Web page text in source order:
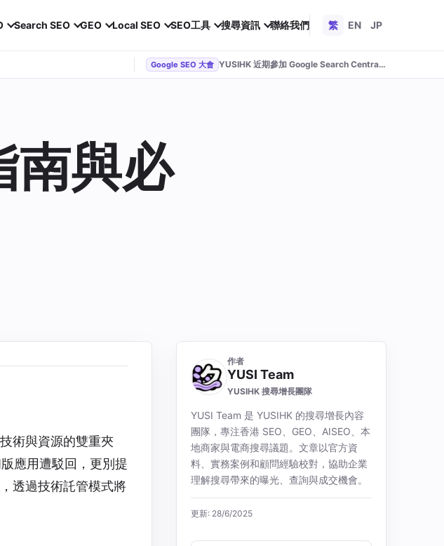
Search SEO GEO Local SEO SEO工具 搜尋資訊 聯絡我們 繁 EN JP
Google SEO 大會 YUSIHK 近期參加 Google Search Central Live
南與必
術與資源的雙重夾
應用遭駁回，更別提
透過技術託管模式將
作者
YUSI Team
YUSIHK 搜尋增長團隊
YUSI Team 是 YUSIHK 的搜尋增長內容
團隊，專注香港 SEO、GEO、AISEO、本
地商家與電商搜尋議題。文章以官方資
料、實務案例和顧問經驗校對，協助企業
理解搜尋帶來的曝光、查詢與成交機會。
更新: 28/6/2025